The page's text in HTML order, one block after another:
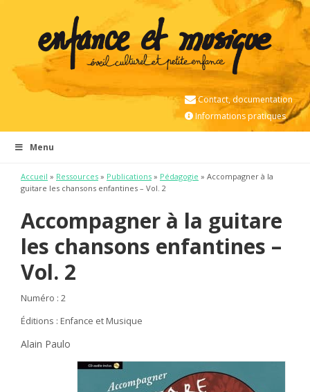
Contact, documentation
Informations pratiques
Menu
Accueil » Ressources » Publications » Pédagogie » Accompagner à la
guitare les chansons enfantines – Vol. 2
Accompagner à la guitare
les chansons enfantines –
Vol. 2
Numéro : 2
Éditions : Enfance et Musique
Alain Paulo